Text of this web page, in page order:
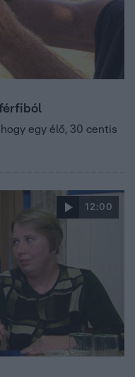
egy élő, 30 centis
12:00